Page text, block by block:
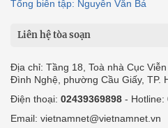
Tổng biên tập: Nguyễn Văn Bá
Liên hệ tòa soạn
Địa chỉ: Tầng 18, Toà nhà Cục
Đình Nghệ, phường Cầu Giấy, TP.
Điện thoại: 02439369898 - Hotline:
Email: vietnamnet@vietnamnet.vn